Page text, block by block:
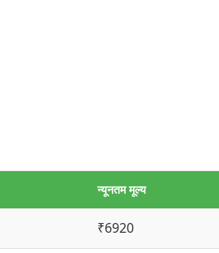
न्यूनतम मूल्य
₹6920